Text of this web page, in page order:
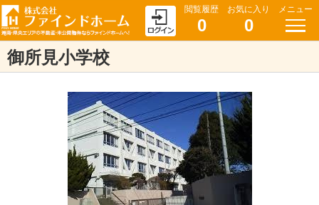
閲覧履歴
0
お気に入り
0
メニュー
御所見小学校